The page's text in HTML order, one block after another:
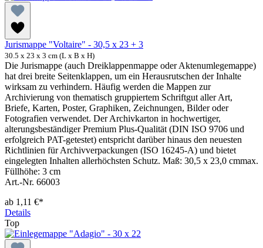
Jurismappe "Voltaire" - 30,5 x 23 + 3
30.5 x 23 x 3 cm (L x B x H)
Die Jurismappe (auch Dreiklappenmappe oder Aktenumlegemappe)
hat drei breite Seitenklappen, um ein Herausrutschen der Inhalte
wirksam zu verhindern. Häufig werden die Mappen zur
Archivierung von thematisch gruppiertem Schriftgut aller Art,
Briefe, Karten, Poster, Graphiken, Zeichnungen, Bilder oder
Fotografien verwendet. Der Archivkarton in hochwertiger,
alterungsbeständiger Premium Plus-Qualität (DIN ISO 9706 und
erfolgreich PAT-getestet) entspricht darüber hinaus den neuesten
Richtlinien für Archivverpackungen (ISO 16245-A) und bietet
eingelegten Inhalten allerhöchsten Schutz. Maß: 30,5 x 23,0 cmmax.
Füllhöhe: 3 cm
Art.-Nr. 66003
ab 1,11 €*
Details
Top